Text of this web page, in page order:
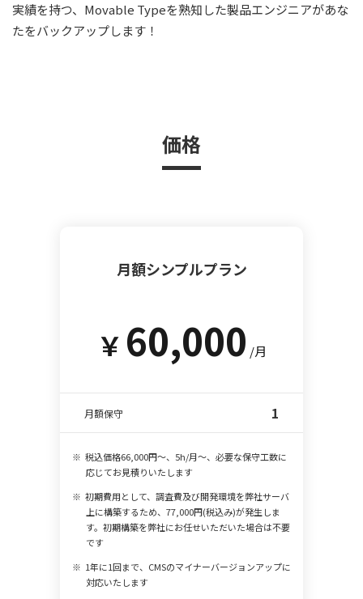
実績を持つ、Movable Typeを熟知した製品エンジニアがあな
たをバックアップします！
価格
月額シンプルプラン
￥ 60,000 /月
月額保守 1
税込価格66,000円～、5h/月～、必要な保守工数に
応じてお見積りいたします
初期費用として、調査費及び開発環境を弊社サーバ
上に構築するため、77,000円(税込み)が発生しま
す。初期構築を弊社にお任せいただいた場合は不要
です
1年に1回まで、CMSのマイナーバージョンアップに
対応いたします